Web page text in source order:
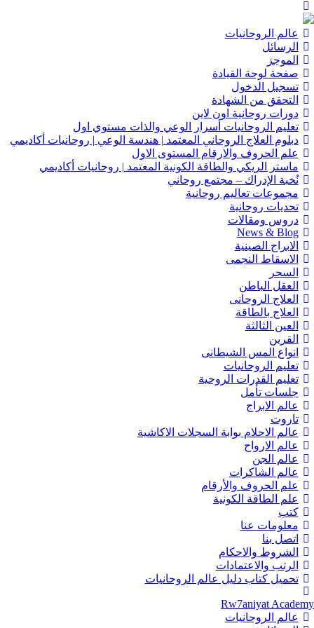
عالم الروحانيات
الرسائل
الموجز
صفحة لوحة القيادة
تسجيل الدخول
التحقق من الشهادة
دورات روحانية اون لاين
تعليم الروحانيات أسرار الوعي والذات مستوي اول
دبلوم العلاج الروحاني المعتمد | هندسة الوعي | روحانيات أكاديمي
علم الحروف والارقام المستوى الاول
ماستر الريكي والطاقة الكونية المعتمد | روحانيات أكاديمي
نُخبة الإدراك – مجتمع روحاني
مجموعات تعاليم روحانية
تحديات روحانية
دروس ومقالات
News & Blog
الابراج الصينية
الاسقاط النجمى
السحر
العقل الباطن
العلاج الروحانى
العلاج بالطاقة
العين الثالثة
القرين
انواع المس الشيطانى
تعليم الروحانيات
تعليم القدرات الروحية
جلسات تأمل
عالم الابراج
تاروت
عالم الاحلام بوابة السجلات الاكاشية
عالم الارواح
عالم الجن
عالم الشاكرات
علم الحروف والأرقام
علم الطاقة الكونية
كتب
معلومات عنا
اتصل بنا
الشروط والاحكام
الرتب والاعتمادات
تحميل كتاب دليل عالم الروحانيات
Rw7aniyat Academy
عالم الروحانيات